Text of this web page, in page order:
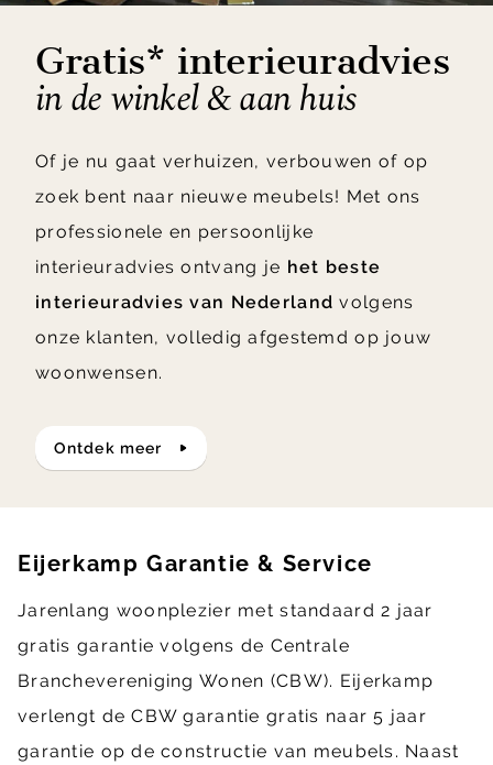
Gratis* interieuradvies
in de winkel & aan huis
Of je nu gaat verhuizen, verbouwen of op
zoek bent naar nieuwe meubels! Met ons
professionele en persoonlijke
interieuradvies ontvang je het beste
interieuradvies van Nederland volgens
onze klanten, volledig afgestemd op jouw
woonwensen.
ontdek meer
Eijerkamp Garantie & Service
Jarenlang woonplezier met standaard 2 jaar
gratis garantie volgens de Centrale
Branchevereniging Wonen (CBW). Eijerkamp
verlengt de CBW garantie gratis naar 5 jaar
garantie op de constructie van meubels. Naast